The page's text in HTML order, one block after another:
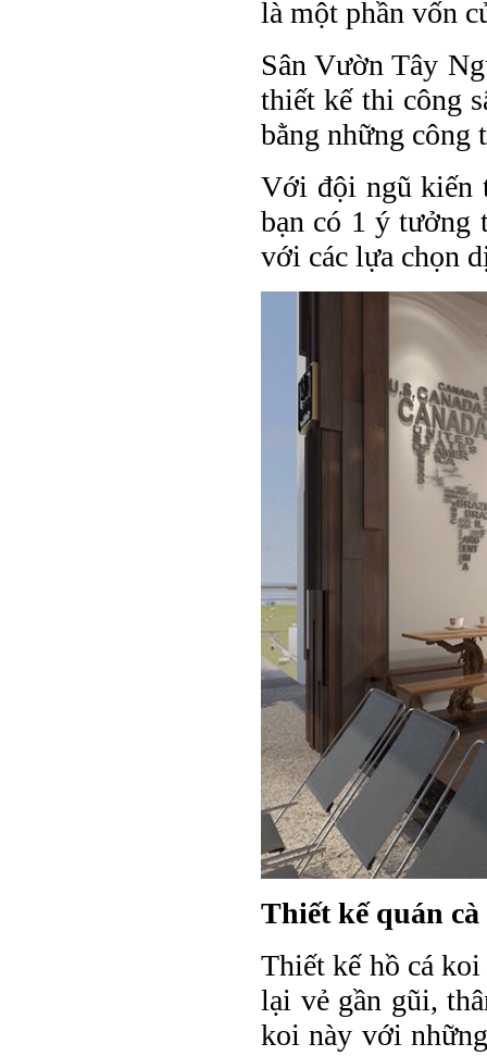
là một phần vốn
Sân Vườn Tây
thiết kế thi công
bằng những công
Với đội ngũ kiến
bạn có 1 ý tưởng
với các lựa chọn
Thiết kế quán
Thiết kế hồ cá koi
lại vẻ gần gũi,
koi này với